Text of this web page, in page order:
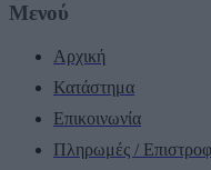
Μενού
Αρχική
Κατάστημα
Επικοινωνία
Πληρωμές /